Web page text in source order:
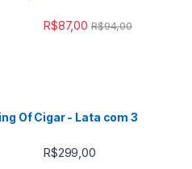
R$87,00 R$94,00
Of Cigar - Lata com 3
R$299,00